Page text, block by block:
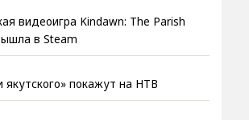
видеоигра Kindawn: The Parish
в Steam
якутского» покажут на НТВ